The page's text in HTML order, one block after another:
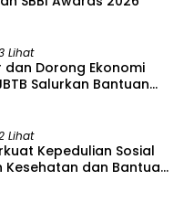
Lihat
dan Dorong Ekonomi
Salurkan Bantuan
Lihat
Kepedulian Sosial
Kesehatan dan Bantuan